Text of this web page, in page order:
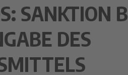
SANKTION
DES